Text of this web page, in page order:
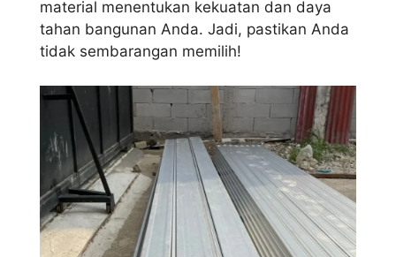
material menentukan kekuatan dan daya
tahan bangunan Anda. Jadi, pastikan Anda
tidak sembarangan memilih!